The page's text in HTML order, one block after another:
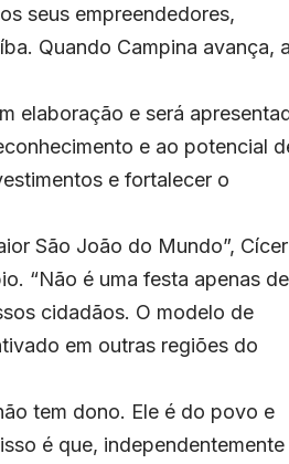
seus empreendedores,
Quando Campina avança,
elaboração e será
e ao potencial
e fortalecer o
São João do Mundo”,
“Não é uma festa apenas de
cidadãos. O modelo de
em outras regiões do
tem dono. Ele é do povo e
é que, independentemente